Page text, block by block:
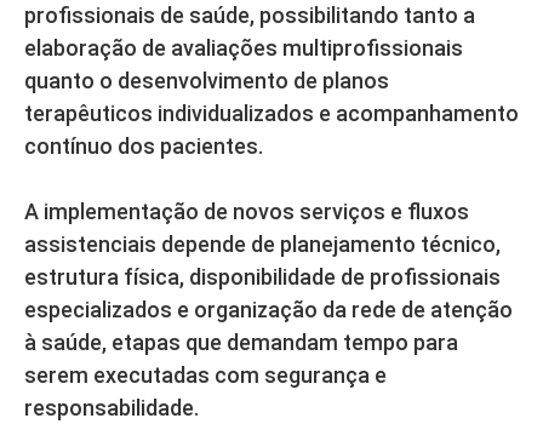
profissionais de saúde, possibilitando tanto a
elaboração de avaliações multiprofissionais
quanto o desenvolvimento de planos
terapêuticos individualizados e acompanhamento
contínuo dos pacientes.
A implementação de novos serviços e fluxos
assistenciais depende de planejamento técnico,
estrutura física, disponibilidade de profissionais
especializados e organização da rede de atenção
à saúde, etapas que demandam tempo para
serem executadas com segurança e
responsabilidade.